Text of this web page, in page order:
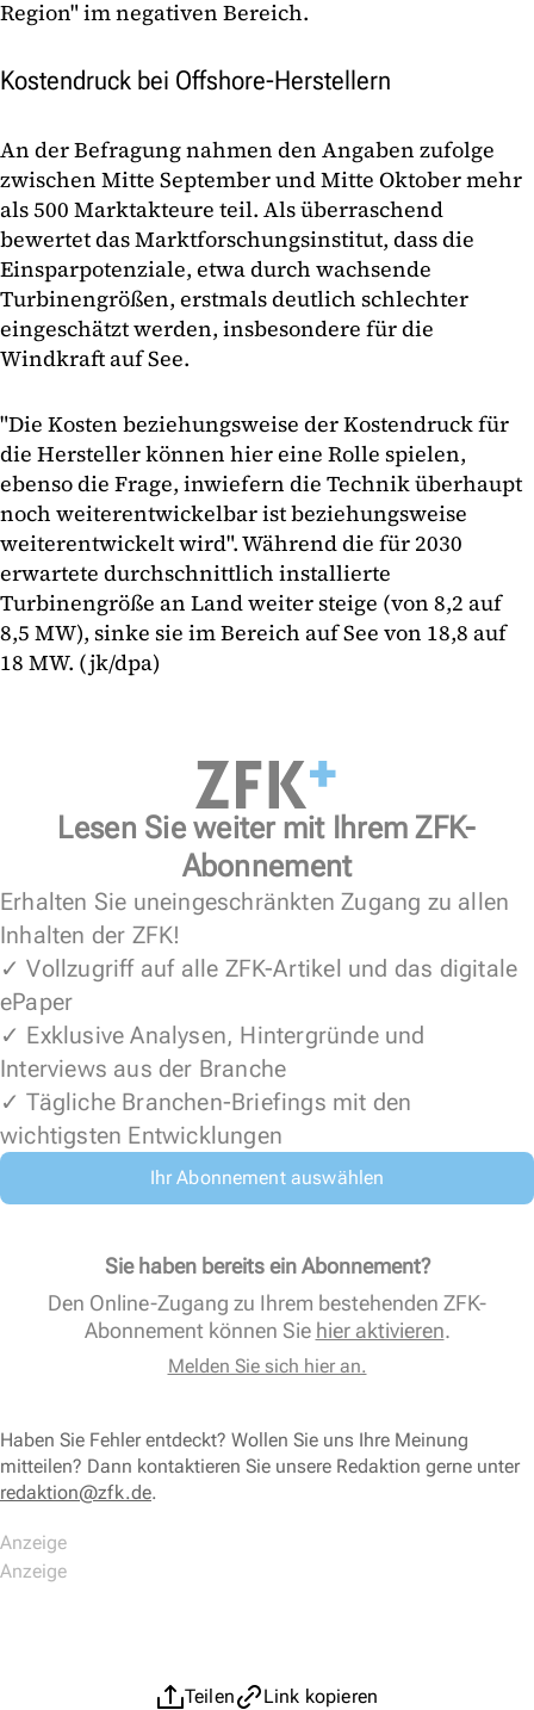
Region" im negativen Bereich.
Kostendruck bei Offshore-Herstellern
An der Befragung nahmen den Angaben zufolge
zwischen Mitte September und Mitte Oktober mehr
als 500 Marktakteure teil. Als überraschend
bewertet das Marktforschungsinstitut, dass die
Einsparpotenziale, etwa durch wachsende
Turbinengrößen, erstmals deutlich schlechter
eingeschätzt werden, insbesondere für die
Windkraft auf See.
"Die Kosten beziehungsweise der Kostendruck für
die Hersteller können hier eine Rolle spielen,
ebenso die Frage, inwiefern die Technik überhaupt
noch weiterentwickelbar ist beziehungsweise
weiterentwickelt wird". Während die für 2030
erwartete durchschnittlich installierte
Turbinengröße an Land weiter steige (von 8,2 auf
8,5 MW), sinke sie im Bereich auf See von 18,8 auf
18 MW. (jk/dpa)
Lesen Sie weiter mit Ihrem ZFK-
Abonnement
Erhalten Sie uneingeschränkten Zugang zu allen
Inhalten der ZFK!
✓ Vollzugriff auf alle ZFK-Artikel und das digitale
ePaper
✓ Exklusive Analysen, Hintergründe und
Interviews aus der Branche
✓ Tägliche Branchen-Briefings mit den
wichtigsten Entwicklungen
Ihr Abonnement auswählen
Sie haben bereits ein Abonnement?
Den Online-Zugang zu Ihrem bestehenden ZFK-
Abonnement können Sie hier aktivieren.
Melden Sie sich hier an.
Haben Sie Fehler entdeckt? Wollen Sie uns Ihre Meinung
mitteilen? Dann kontaktieren Sie unsere Redaktion gerne unter
redaktion@zfk.de.
Teilen
Link kopieren